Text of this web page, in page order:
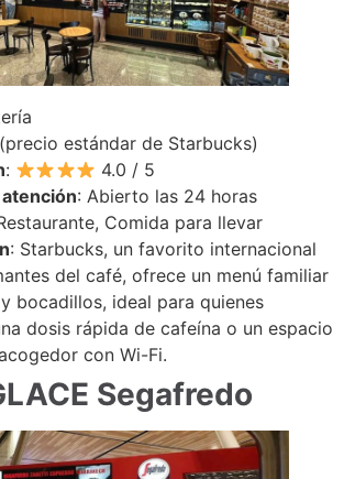
estándar de Starbucks)
:
4.0 / 5
: Abierto las 24 horas
Comida para llevar
: Starbucks, un favorito internacional
del café, ofrece un menú familiar
bocadillos, ideal para quienes
dosis rápida de cafeína o un espacio
con Wi-Fi.
Segafredo